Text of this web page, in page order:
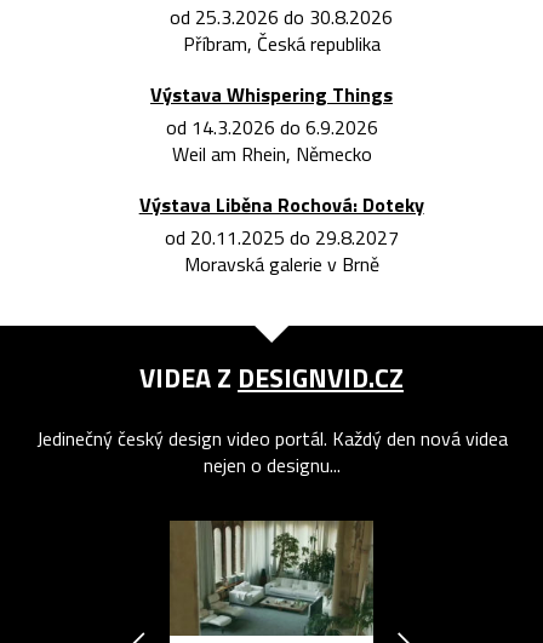
od 25.3.2026 do 30.8.2026
Příbram, Česká republika
Výstava Whispering Things
od 14.3.2026 do 6.9.2026
Weil am Rhein, Německo
Výstava Liběna Rochová: Doteky
od 20.11.2025 do 29.8.2027
Moravská galerie v Brně
VIDEA Z DESIGNVID.CZ
Jedinečný český design video portál. Každý den nová videa
nejen o designu...